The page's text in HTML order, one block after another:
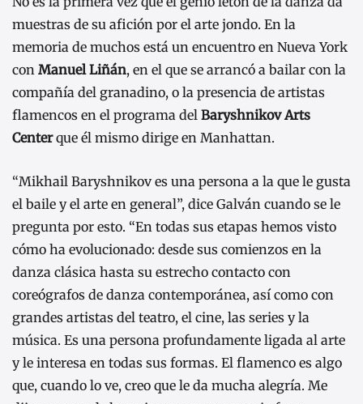
muestras de su afición por el arte jondo. En la
memoria de muchos está un encuentro en Nueva York
con Manuel Liñán, en el que se arrancó a bailar con la
compañía del granadino, o la presencia de artistas
flamencos en el programa del Baryshnikov Arts
Centerque él mismo dirige en Manhattan.
“Mikhail Baryshnikov es una persona a la que le gusta
el baile y el arte en general”, dice Galván cuando se le
pregunta por esto. “En todas sus etapas hemos visto
cómo ha evolucionado: desde sus comienzos en la
danza clásica hasta su estrecho contacto con
coreógrafos de danza contemporánea, así como con
grandes artistas del teatro, el cine, las series y la
música. Es una persona profundamente ligada al arte
y le interesa en todas sus formas. El flamenco es algo
que, cuando lo ve, creo que le da mucha alegría. Me